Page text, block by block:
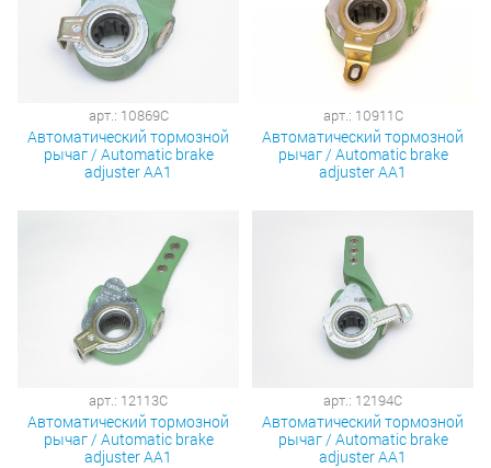
арт.: 10869C
Автоматический тормозной
рычаг / Automatic brake
adjuster AA1
арт.: 10911C
Автоматический тормозной
рычаг / Automatic brake
adjuster AA1
арт.: 12113C
Автоматический тормозной
рычаг / Automatic brake
adjuster AA1
арт.: 12194C
Автоматический тормозной
рычаг / Automatic brake
adjuster AA1